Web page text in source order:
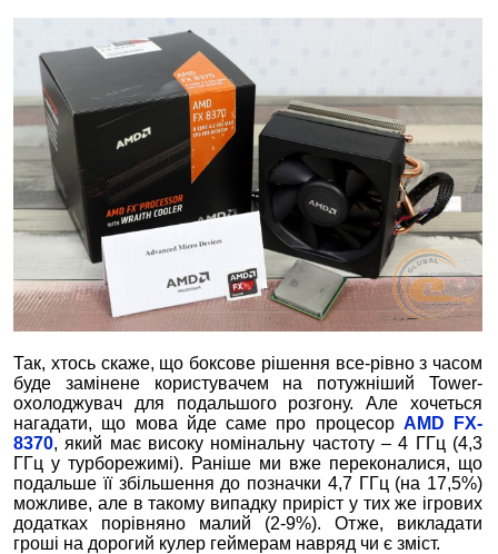
Так, хтось скаже, що боксове рішення все-рівно з часом
буде замінене користувачем на потужніший Tower-
охолоджувач для подальшого розгону. Але хочеться
нагадати, що мова йде саме про процесор AMD FX-
8370, який має високу номінальну частоту – 4 ГГц (4,3
ГГц у турборежимі). Раніше ми вже переконалися, що
подальше її збільшення до позначки 4,7 ГГц (на 17,5%)
можливе, але в такому випадку приріст у тих же ігрових
додатках порівняно малий (2-9%). Отже, викладати
гроші на дорогий кулер геймерам навряд чи є зміст.